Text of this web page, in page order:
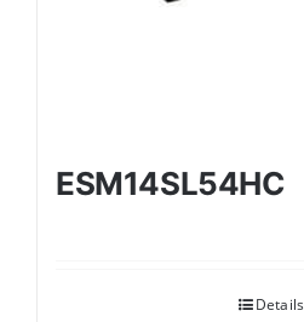
ESM14SL54HC
Details